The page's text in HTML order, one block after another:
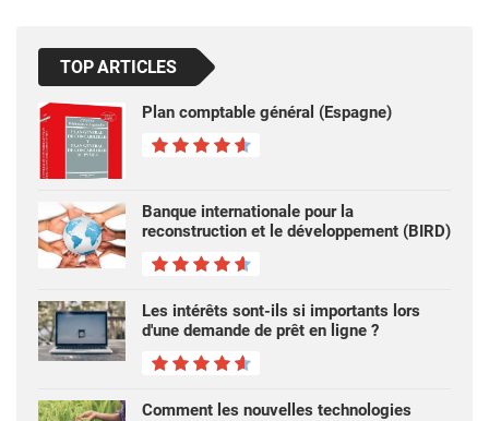
TOP ARTICLES
Plan comptable général (Espagne)
Banque internationale pour la
reconstruction et le développement (BIRD)
Les intérêts sont-ils si importants lors
d'une demande de prêt en ligne ?
Comment les nouvelles technologies